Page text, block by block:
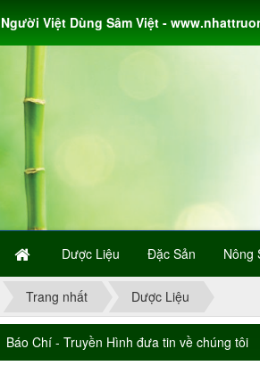
Dược Liệu Đặc Sản Nông
Người Việt Dùng Sâm Việt -
Trang nhất Dược Liệu
Báo Chí - Truyền Hình đưa tin về chúng tôi